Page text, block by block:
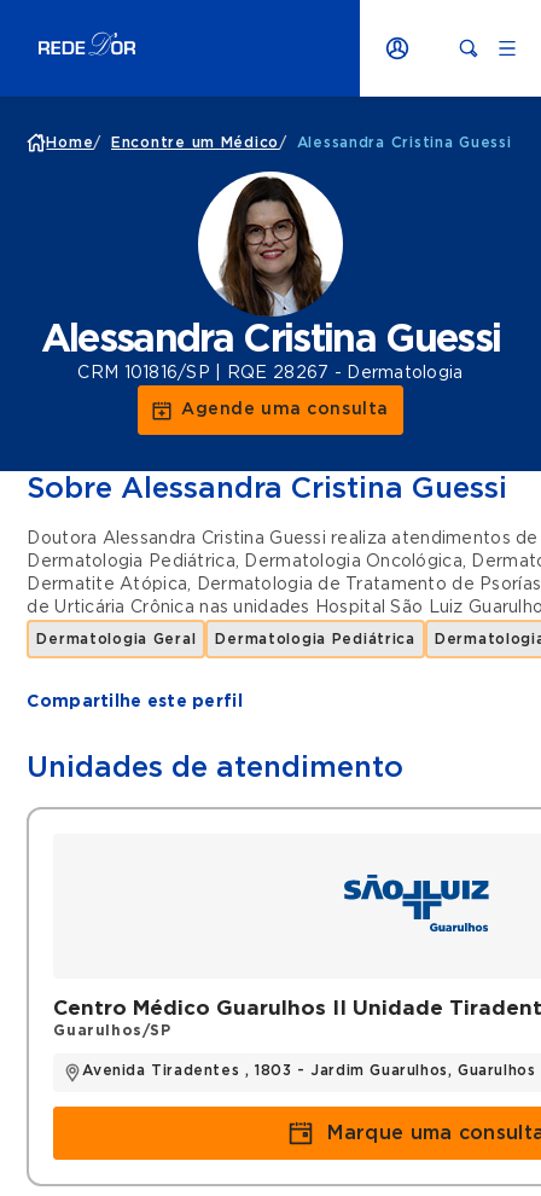
Home/ Encontre um Médico / Alessandra Cristina Guessi
Alessandra Cristina Guessi
CRM 101816/SP | RQE 28267 - Dermatologia
Agende uma consulta
Sobre Alessandra Cristina Guessi
Doutora Alessandra Cristina Guessi realiza atendimentos
Dermatologia Pediátrica, Dermatologia Oncológica,
Dermatite Atópica,
Dermatologia de Tratamento de
de Urticária Crônica nas unidades Hospital São Luiz
Dermatologia Geral Dermatologia Pediátrica
Compartilhe este perfil
Unidades de atendimento
Centro Médico Guarulhos II Unidade
Guarulhos/SP
Avenida Tiradentes , 1803 - Jardim Guarulhos,
Marque uma